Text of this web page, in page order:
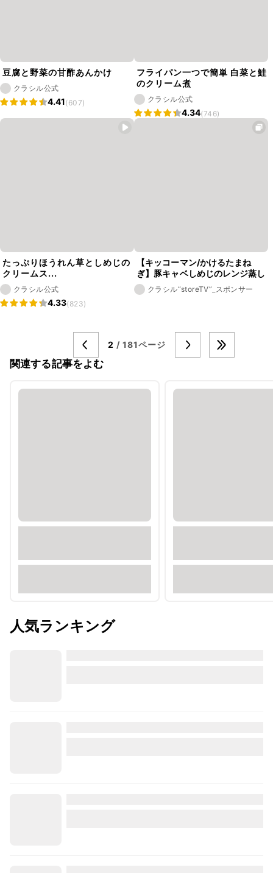
豆腐と野菜の甘酢あんかけ
クラシル公式
4.41(607)
フライパン一つで簡単 白菜と鮭
のクリーム煮
クラシル公式
4.34(746)
たっぷりほうれん草としめじの
クリームス...
クラシル公式
4.33(823)
【キッコーマン/かけるたまね
ぎ】豚キャベしめじのレンジ蒸し
クラシル“storeTV”_スポンサー
2 / 181ページ
関連する記事をよむ
人気ランキング